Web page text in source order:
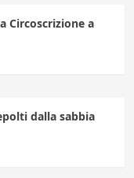
Circoscrizione a
dalla sabbia